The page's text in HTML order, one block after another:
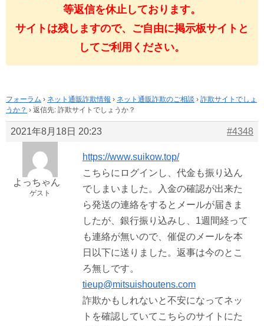
等返信を休止しております。
サイトは残しますので、ご自由に掲示板サイトと
してご利用ください。
フォーラム › ネット通販詐欺情報 › ネット通販詐欺のご相談 › 詐欺サイトでしょ
うか？ › 返信先: 詐欺サイトでしょうか？
2021年8月18日 20:23 #4348
よっちゃん
ゲスト
https://www.suikow.top/
こちらにログインし、代金も振り込ん
でしまいました。入金の確認が出来た
ら発送の連絡をするとメールが届きま
したが、銀行振り込みし、1週間経って
も連絡が無いので、催促のメールを本
日以下に送りました。返事は今のとこ
ろ無しです。
tieup@mitsuishoutens.com
詐欺かもしれないと不安になってネッ
トを確認していてこちらのサイトにた